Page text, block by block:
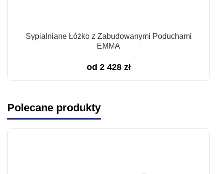
Sypialniane Łóżko z Zabudowanymi Poduchami
EMMA
od 2 428 zł
Polecane produkty